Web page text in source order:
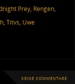
Prey, Rengen,
, Titvs, Uwe
KEINE KOMMENTARE